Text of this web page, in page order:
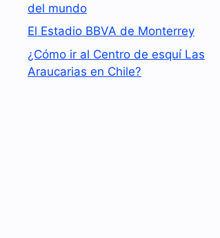
del mundo
El Estadio BBVA de Monterrey
¿Cómo ir al Centro de esquí Las
Araucarias en Chile?